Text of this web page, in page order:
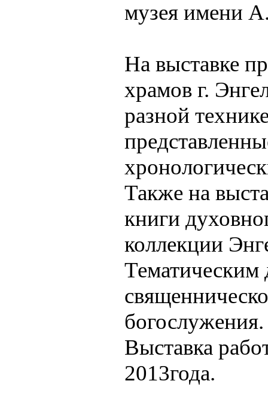
музея имени
На выставке
храмов г.
разной
Также на
книги
коллекции
Тематическим
богослужения.
Выставка
2013года.